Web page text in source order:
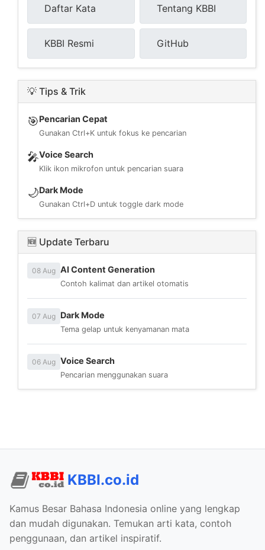
Daftar Kata Tentang KBBI
KBBI Resmi GitHub
💡 Tips & Trik
🎯Pencarian Cepat
Gunakan Ctrl+K untuk fokus ke pencarian
🎤Voice Search
Klik ikon mikrofon untuk pencarian suara
🌙Dark Mode
Gunakan Ctrl+D untuk toggle dark mode
🆕 Update Terbaru
08 Aug AI Content Generation
Contoh kalimat dan artikel otomatis
07 Aug Dark Mode
Tema gelap untuk kenyamanan mata
06 Aug Voice Search
Pencarian menggunakan suara
KBBI.co.id
Kamus Besar Bahasa Indonesia online yang lengkap
dan mudah digunakan. Temukan arti kata, contoh
penggunaan, dan artikel inspiratif.